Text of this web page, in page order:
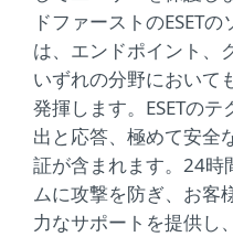
ドファーストのESET
は、エンドポイント、
いずれの分野において
発揮します。ESETの
出と応答、極めて安全
証が含まれます。24時
ムに攻撃を防ぎ、お客
力なサポートを提供し